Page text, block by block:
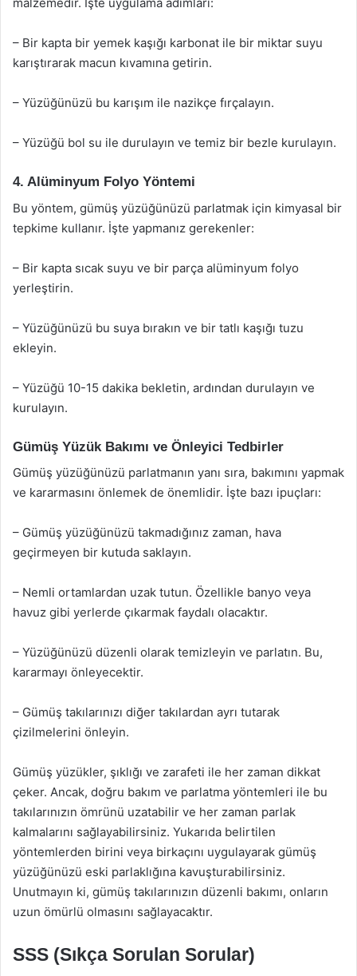
– Bir kapta bir yemek kaşığı karbonat ile bir miktar suyu
karıştırarak macun kıvamına getirin.
– Yüzüğünüzü bu karışım ile nazikçe fırçalayın.
– Yüzüğü bol su ile durulayın ve temiz bir bezle kurulayın.
4. Alüminyum Folyo Yöntemi
Bu yöntem, gümüş yüzüğünüzü parlatmak için kimyasal bir
tepkime kullanır. İşte yapmanız gerekenler:
– Bir kapta sıcak suyu ve bir parça alüminyum folyo
yerleştirin.
– Yüzüğünüzü bu suya bırakın ve bir tatlı kaşığı tuzu
ekleyin.
– Yüzüğü 10-15 dakika bekletin, ardından durulayın ve
kurulayın.
Gümüş Yüzük Bakımı ve Önleyici Tedbirler
Gümüş yüzüğünüzü parlatmanın yanı sıra, bakımını yapmak
ve kararmasını önlemek de önemlidir. İşte bazı ipuçları:
– Gümüş yüzüğünüzü takmadığınız zaman, hava
geçirmeyen bir kutuda saklayın.
– Nemli ortamlardan uzak tutun. Özellikle banyo veya
havuz gibi yerlerde çıkarmak faydalı olacaktır.
– Yüzüğünüzü düzenli olarak temizleyin ve parlatın. Bu,
kararmayı önleyecektir.
– Gümüş takılarınızı diğer takılardan ayrı tutarak
çizilmelerini önleyin.
Gümüş yüzükler, şıklığı ve zarafeti ile her zaman dikkat
çeker. Ancak, doğru bakım ve parlatma yöntemleri ile bu
takılarınızın ömrünü uzatabilir ve her zaman parlak
kalmalarını sağlayabilirsiniz. Yukarıda belirtilen
yöntemlerden birini veya birkaçını uygulayarak gümüş
yüzüğünüzü eski parlaklığına kavuşturabilirsiniz.
Unutmayın ki, gümüş takılarınızın düzenli bakımı, onların
uzun ömürlü olmasını sağlayacaktır.
SSS (Sıkça Sorulan Sorular)